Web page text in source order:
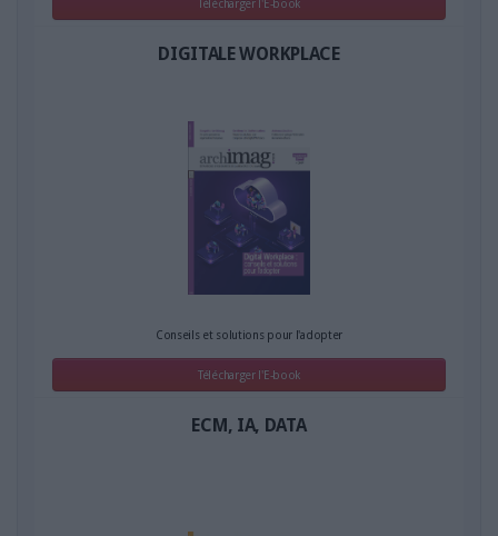
Télécharger l'E-book
DIGITALE WORKPLACE
Conseils et solutions pour l'adopter
Télécharger l'E-book
ECM, IA, DATA